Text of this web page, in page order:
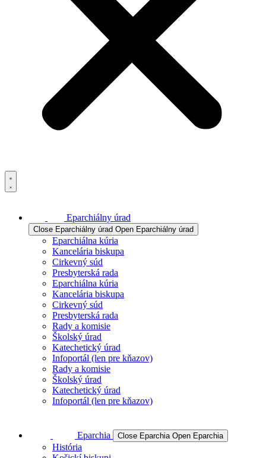
Eparchiálny úrad
Close Eparchiálny úrad Open Eparchiálny úrad
Eparchiálna kúria
Kancelária biskupa
Cirkevný súd
Presbyterská rada
Eparchiálna kúria
Kancelária biskupa
Cirkevný súd
Presbyterská rada
Rady a komisie
Školský úrad
Katechetický úrad
Infoportál (len pre kňazov)
Rady a komisie
Školský úrad
Katechetický úrad
Infoportál (len pre kňazov)
Eparchia Close Eparchia Open Eparchia
História